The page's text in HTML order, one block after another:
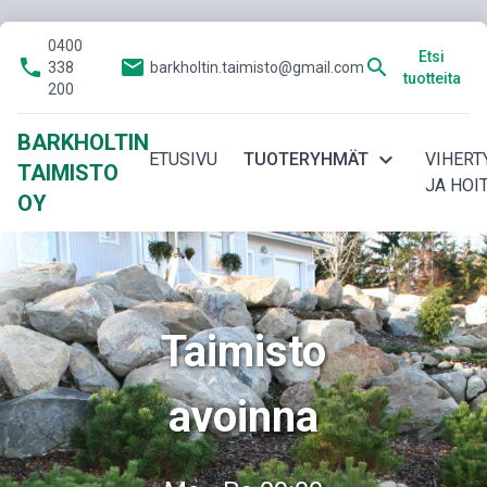
phone
0400
338
200
email barkholtin.taimisto@gmail.com search
Etsi
tuotteita
BARKHOLTIN
TAIMISTO
OY
ETUSIVU TUOTERYHMÄT expand_more
JA
Taimisto
avoinna